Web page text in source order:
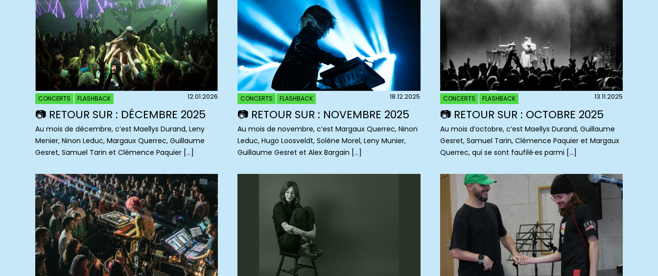
CONCERTS FLASHBACK 12.01.2026
📷 RETOUR SUR : DÉCEMBRE 2025
Au mois de décembre, c’est Maellys Durand, Leny
Menier, Ninon Leduc, Margaux Querrec, Guillaume
Gesret, Samuel Tarin et Clémence Paquier […]
CONCERTS FLASHBACK 18.12.2025
📷 RETOUR SUR : NOVEMBRE 2025
Au mois de novembre, c’est Margaux Querrec, Ninon
Leduc, Hugo Loosveldt, Solène Morel, Leny Munier,
Guillaume Gesret et Alex Bargain […]
CONCERTS FLASHBACK 13.11.2025
📷 RETOUR SUR : OCTOBRE 2025
Au mois d’octobre, c’est Maellys Durand, Guillaume
Gesret, Samuel Tarin, Clémence Paquier et Margaux
Querrec, qui se sont faufilé·es parmi […]